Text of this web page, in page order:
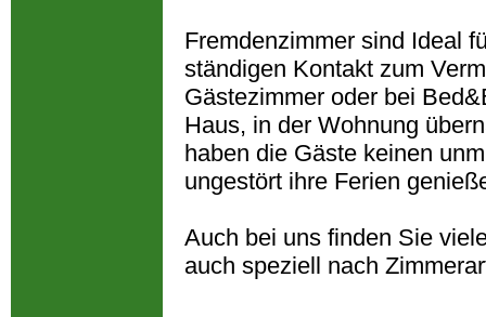
Fremdenzimmer sind Ideal
ständigen Kontakt zum
Gästezimmer oder bei
Haus, in der Wohnung
haben die Gäste keinen
ungestört ihre Ferien
Auch bei uns finden Sie
auch speziell nach